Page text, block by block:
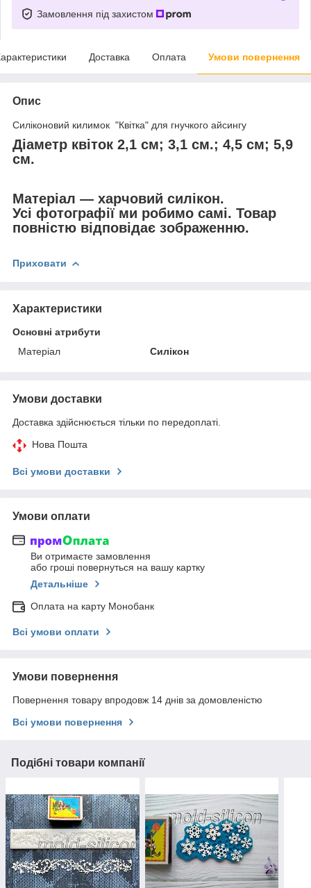
Замовлення під захистом
Доставка Оплата Умови повернення
Опис
Силіконовий килимок "Квітка" для гнучкого айсингу
Діаметр квіток 2,1 см; 3,1 см.; 4,5 см; 5,9
см.
Матеріал — харчовий силікон.
Усі фотографії ми робимо самі. Товар
повністю відповідає зображенню.
Приховати
Характеристики
Основні атрибути
Матеріал
Силікон
Умови доставки
Доставка здійснюється тільки по передоплаті.
Нова Пошта
Всі умови доставки
Умови оплати
Ви отримаєте замовлення
або гроші повернуться на вашу картку
Детальніше
Оплата на карту Монобанк
Всі умови оплати
Умови повернення
Повернення товару впродовж 14 днів за домовленістю
Всі умови повернення
Подібні товари компанії